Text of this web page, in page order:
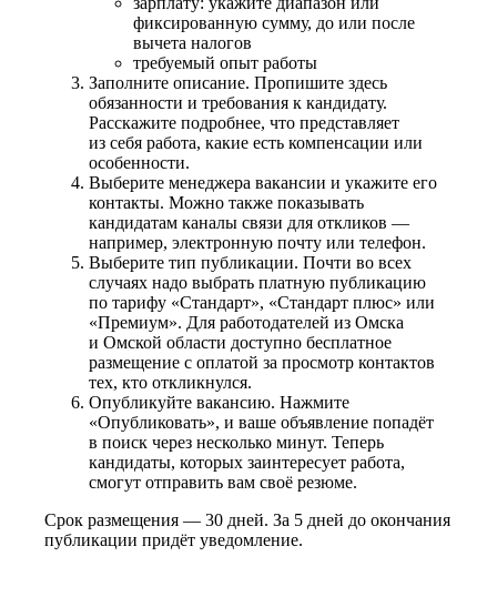
фиксированную сумму, до или после
вычета налогов
требуемый опыт работы
Заполните описание. Пропишите здесь
обязанности и требования к кандидату.
Расскажите подробнее, что представляет
из себя работа, какие есть компенсации или
особенности.
Выберите менеджера вакансии и укажите его
контакты. Можно также показывать
кандидатам каналы связи для откликов —
например, электронную почту или телефон.
Выберите тип публикации. Почти во всех
случаях надо выбрать платную публикацию
по тарифу «Стандарт», «Стандарт плюс» или
«Премиум». Для работодателей из Омска
и Омской области доступно бесплатное
размещение с оплатой за просмотр контактов
тех, кто откликнулся.
Опубликуйте вакансию. Нажмите
«Опубликовать», и ваше объявление попадёт
в поиск через несколько минут. Теперь
кандидаты, которых заинтересует работа,
смогут отправить вам своё резюме.
Срок размещения — 30 дней. За 5 дней до окончания
публикации придёт уведомление.